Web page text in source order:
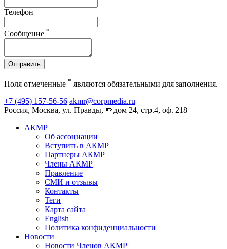
Телефон
Сообщение *
Отправить
Поля отмеченные * являются обязательными для заполнения.
+7 (495) 157-56-56 akmr@corpmedia.ru
Россия, Москва, ул. Правды, дом 24, стр.4, оф. 218
АКМР
Об ассоциации
Вступить в АКМР
Партнеры АКМР
Члены АКМР
Правление
СМИ и отзывы
Контакты
Теги
Карта сайта
English
Политика конфиденциальности
Новости
Новости Членов АКМР